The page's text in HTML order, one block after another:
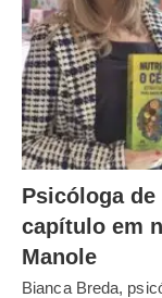
Psicóloga
capítulo em
Manole
Bianca Breda,